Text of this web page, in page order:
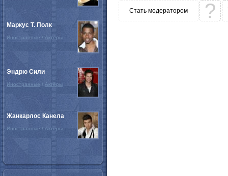
Стать модератором ?
Маркус Т. Полк
Иностранные / Актёры
Эндрю Сили
Иностранные / Актёры
Жанкарлос Канела
Иностранные / Актёры